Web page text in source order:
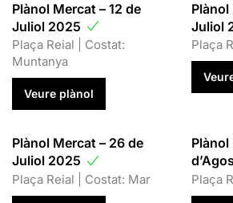
Plànol Mercat – 12 de
Juliol 2025
Plaça Reial | Costat:
Muntanya
Veure plànol
Plànol
Juliol
Plaça
Plànol Mercat – 26 de
Juliol 2025
Plaça Reial | Costat: Mar
Plànol
Plaça